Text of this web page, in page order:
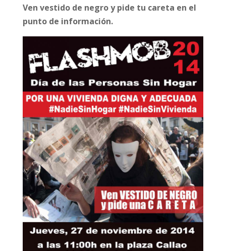
Ven vestido de negro y pide tu careta en el
punto de información.